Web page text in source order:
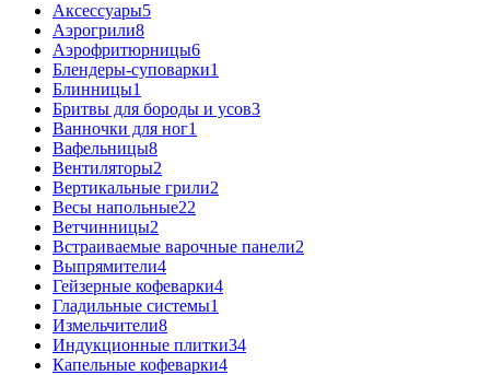
Аксессуары5
Аэрогрили8
Аэрофритюрницы6
Блендеры-суповарки1
Блинницы1
Бритвы для бороды и усов3
Ванночки для ног1
Вафельницы8
Вентиляторы2
Вертикальные грили2
Весы напольные22
Ветчинницы2
Встраиваемые варочные панели2
Выпрямители4
Гейзерные кофеварки4
Гладильные системы1
Измельчители8
Индукционные плитки34
Капельные кофеварки4